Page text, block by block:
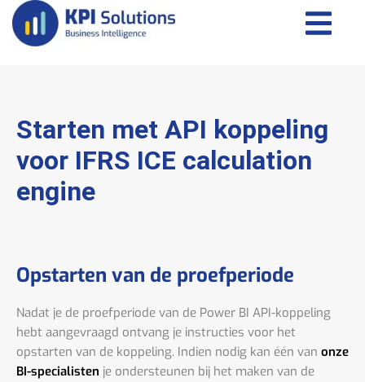
Starten met API koppeling
voor IFRS ICE calculation
engine
Opstarten van de proefperiode
Nadat je de proefperiode van de Power BI API-koppeling
hebt aangevraagd ontvang je instructies voor het
opstarten van de koppeling. Indien nodig kan één van onze
BI-specialisten je ondersteunen bij het maken van de